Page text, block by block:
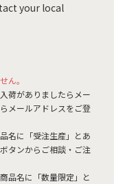
your local
ん。
荷がありましたらメー
メールアドレスをご登
名に「受注生産」とあ
タンからご相談・ご注
品名に「数量限定」と